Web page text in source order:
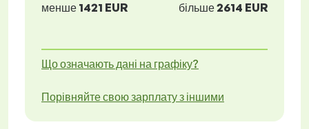
менше 1421 EUR
більше2614 EUR
Що означають дані на графіку?
Порівняйте свою зарплату з іншими